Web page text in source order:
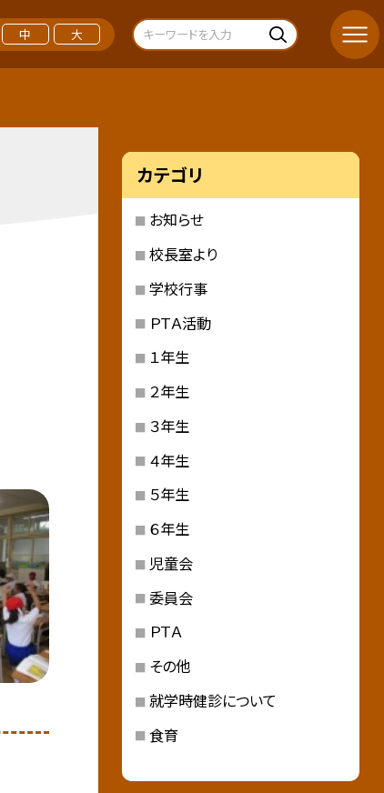
中 大
カテゴリ
お知らせ
校長室より
学校行事
ＰＴＡ活動
１年生
２年生
３年生
４年生
５年生
６年生
児童会
委員会
ＰＴＡ
その他
就学時健診について
食育